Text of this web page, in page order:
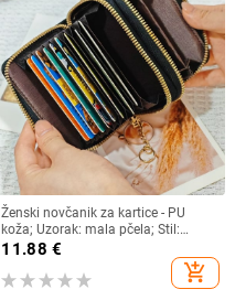
Ženski novčanik za kartice - PU
koža; Uzorak: mala pčela; Stil:
poslovno putovanje; Podstava PU;
11.88 €
add_shopping_cart